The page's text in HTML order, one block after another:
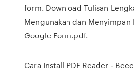
form. Download Tulisan
Mengunakan dan Menyimpan
Google Form.pdf.
Cara Install PDF Reader -